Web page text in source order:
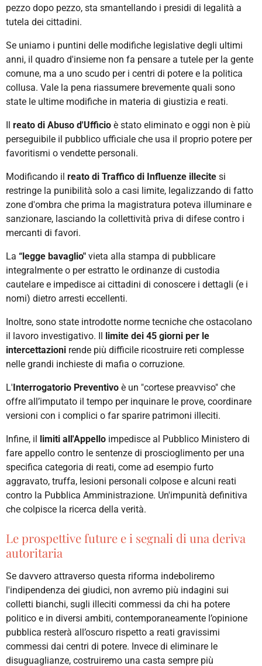
pezzo dopo pezzo, sta smantellando i presidi di legalità a
tutela dei cittadini.
Se uniamo i puntini delle modifiche legislative degli ultimi
anni, il quadro d'insieme non fa pensare a tutele per la gente
comune, ma a uno scudo per i centri di potere e la politica
collusa. Vale la pena riassumere brevemente quali sono
state le ultime modifiche in materia di giustizia e reati.
Il reato di Abuso d'Ufficio è stato eliminato e oggi non è più
perseguibile il pubblico ufficiale che usa il proprio potere per
favoritismi o vendette personali.
Modificando il reato di Traffico di Influenze illecite si
restringe la punibilità solo a casi limite, legalizzando di fatto
zone d'ombra che prima la magistratura poteva illuminare e
sanzionare, lasciando la collettività priva di difese contro i
mercanti di favori.
La “legge bavaglio" vieta alla stampa di pubblicare
integralmente o per estratto le ordinanze di custodia
cautelare e impedisce ai cittadini di conoscere i dettagli (e i
nomi) dietro arresti eccellenti.
Inoltre, sono state introdotte norme tecniche che ostacolano
il lavoro investigativo. Il limite dei 45 giorni per le
intercettazioni rende più difficile ricostruire reti complesse
nelle grandi inchieste di mafia o corruzione.
L'Interrogatorio Preventivo è un "cortese preavviso" che
offre all’imputato il tempo per inquinare le prove, coordinare
versioni con i complici o far sparire patrimoni illeciti.
Infine, il limiti all'Appello impedisce al Pubblico Ministero di
fare appello contro le sentenze di proscioglimento per una
specifica categoria di reati, come ad esempio furto
aggravato, truffa, lesioni personali colpose e alcuni reati
contro la Pubblica Amministrazione. Un'impunità definitiva
che colpisce la ricerca della verità.
Le prospettive future e i segnali di una deriva
autoritaria
Se davvero attraverso questa riforma indeboliremo
l'indipendenza dei giudici, non avremo più indagini sui
colletti bianchi, sugli illeciti commessi da chi ha potere
politico e in diversi ambiti, contemporaneamente l’opinione
pubblica resterà all’oscuro rispetto a reati gravissimi
commessi dai centri di potere. Invece di eliminare le
disuguaglianze, costruiremo una casta sempre più